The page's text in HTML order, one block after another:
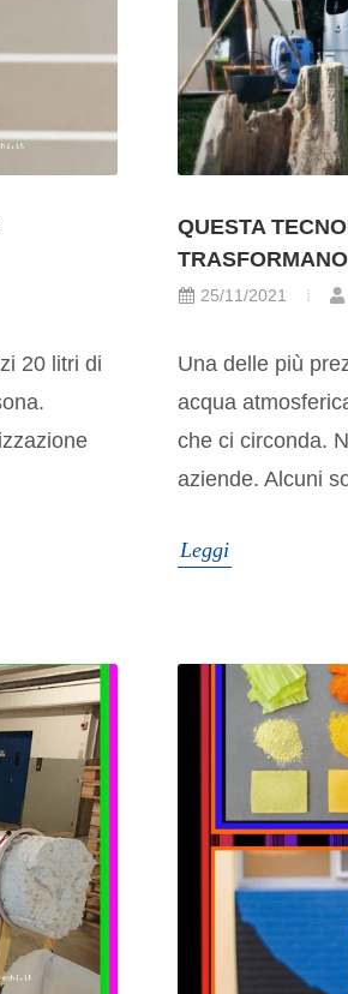
20 litri di
QUESTA
25/11/2021
Una delle più
acqua
che ci circonda.
aziende. Alcuni
Leggi